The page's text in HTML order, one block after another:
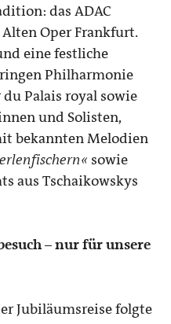
das ADAC
Oper Frankfurt.
eine festliche
Philharmonie
Palais royal sowie
und Solisten,
bekannten Melodien
sowie
aus Tschaikowskys
– nur für unsere
Jubiläumsreise folgte